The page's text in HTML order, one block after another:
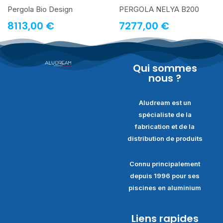
Pergola Bio Design
8113,00 €
PERGOLA NELYA B200
7277,00 €
Qui sommes
nous ?
Aludream est un
spécialiste de la
fabrication et de la
distribution de produits
Connu principalement
depuis 1996 pour ses
piscines en aluminium
Liens rapides